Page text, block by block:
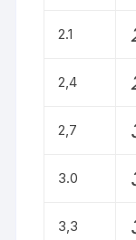
2.1
2,4
2,7
3.0
3,3